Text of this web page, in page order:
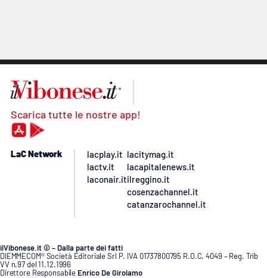
Scarica tutte le nostre app!
LaC Network
lacplay.it
lactv.it
laconair.it
lacitymag.it
lacapitalenews.it
ilreggino.it
cosenzachannel.it
catanzarochannel.it
ilVibonese.it © – Dalla parte dei fatti
DIEMMECOM® Società Editoriale Srl P. IVA 01737800795 R.O.C. 4049 – Reg. Trib
VV n.97 del 11.12.1996
Direttore Responsabile Enrico De Girolamo